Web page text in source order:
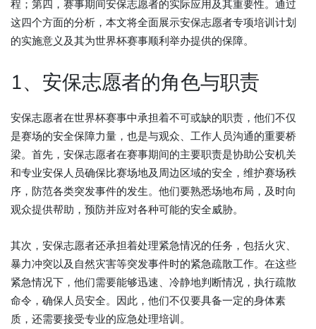
程；第四，赛事期间安保志愿者的实际应用及其重要性。通过
这四个方面的分析，本文将全面展示安保志愿者专项培训计划
的实施意义及其为世界杯赛事顺利举办提供的保障。
1、安保志愿者的角色与职责
安保志愿者在世界杯赛事中承担着不可或缺的职责，他们不仅
是赛场的安全保障力量，也是与观众、工作人员沟通的重要桥
梁。首先，安保志愿者在赛事期间的主要职责是协助公安机关
和专业安保人员确保比赛场地及周边区域的安全，维护赛场秩
序，防范各类突发事件的发生。他们要熟悉场地布局，及时向
观众提供帮助，预防并应对各种可能的安全威胁。
其次，安保志愿者还承担着处理紧急情况的任务，包括火灾、
暴力冲突以及自然灾害等突发事件时的紧急疏散工作。在这些
紧急情况下，他们需要能够迅速、冷静地判断情况，执行疏散
命令，确保人员安全。因此，他们不仅要具备一定的身体素
质，还需要接受专业的应急处理培训。